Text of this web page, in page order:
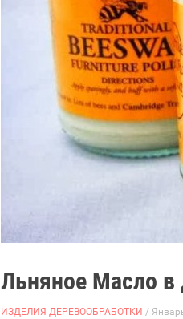
Льняное Масло в
ИЗДЕЛИЯ ДЕРЕВООБРАБОТКИ /